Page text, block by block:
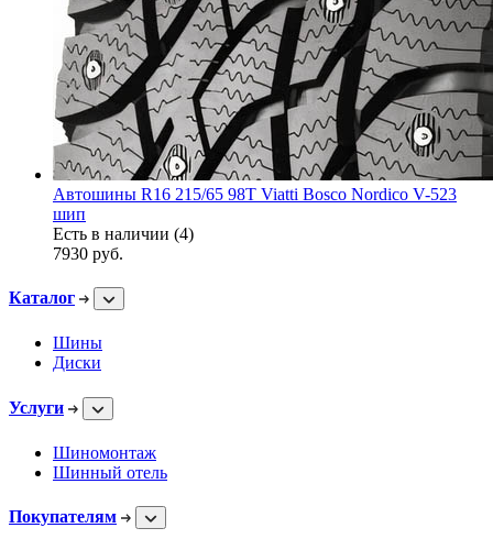
Автошины R16 215/65 98T Viatti Bosco Nordico V-523
шип
Есть в наличии (4)
7930 руб.
Каталог
Шины
Диски
Услуги
Шиномонтаж
Шинный отель
Покупателям